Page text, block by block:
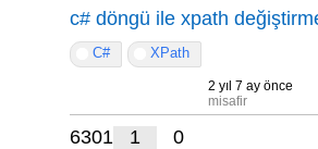
c# döngü ile xpath
C# XPath
2 yıl 7 ay önce
misafir
6301 1 0